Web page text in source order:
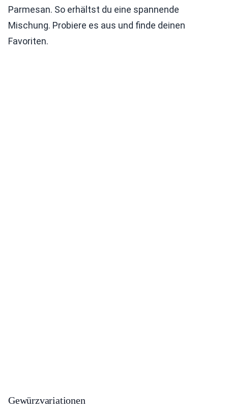
Parmesan. So erhältst du eine spannende
Mischung. Probiere es aus und finde deinen
Favoriten.
Gewürzvariationen